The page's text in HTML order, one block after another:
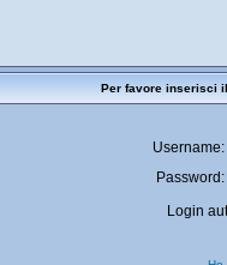
Per favore inserisci
Username:
Password:
Login